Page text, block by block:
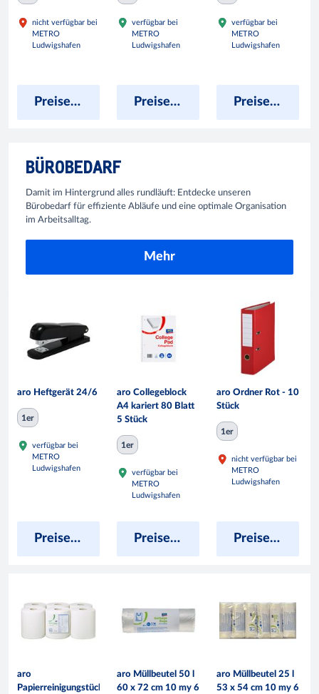
nicht verfügbar bei
METRO
Ludwigshafen
Preise anzeigen
verfügbar bei
METRO
Ludwigshafen
Preise anzeigen
verfügbar bei
METRO
Ludwigshafen
Preise anzeigen
BÜROBEDARF
Damit im Hintergrund alles rundläuft: Entdecke unseren
Bürobedarf für effiziente Abläufe und eine optimale Organisation
im Arbeitsalltag.
Mehr
aro Heftgerät 24/6
1er
verfügbar bei
METRO
Ludwigshafen
Preise anzeigen
aro Collegeblock
A4 kariert 80 Blatt
5 Stück
1er
verfügbar bei
METRO
Ludwigshafen
Preise anzeigen
aro Ordner Rot - 10
Stück
1er
nicht verfügbar bei
METRO
Ludwigshafen
Preise anzeigen
aro
Papierreinigungstücher
aro Müllbeutel 50 l
60 x 72 cm 10 my 6
aro Müllbeutel 25 l
53 x 54 cm 10 my 6